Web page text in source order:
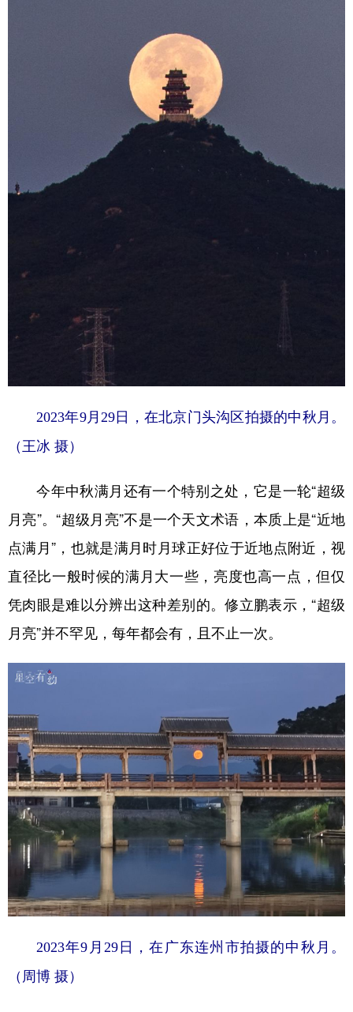
2023年9月29日，在北京门头沟区拍摄的中秋月。
（王冰 摄）
今年中秋满月还有一个特别之处，它是一轮“超级
月亮”。“超级月亮”不是一个天文术语，本质上是“近地
点满月”，也就是满月时月球正好位于近地点附近，视
直径比一般时候的满月大一些，亮度也高一点，但仅
凭肉眼是难以分辨出这种差别的。修立鹏表示，“超级
月亮”并不罕见，每年都会有，且不止一次。
2023年9月29日，在广东连州市拍摄的中秋月。
（周博 摄）